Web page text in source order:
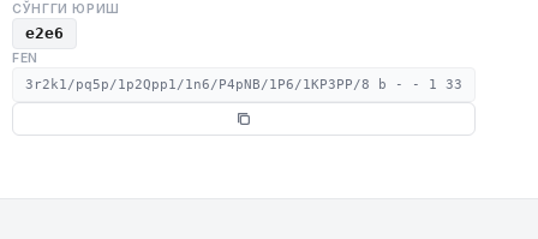
СЎНГГИ ЮРИШ
e2e6
FEN
3r2k1/pq5p/1p2Qpp1/1n6/P4pNB/1P6/1KP3PP/8 b - - 1 33